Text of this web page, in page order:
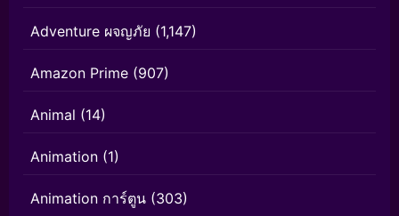
Adventure ผจญภัย (1,147)
Amazon Prime (907)
Animal (14)
Animation (1)
Animation การ์ตูน (303)